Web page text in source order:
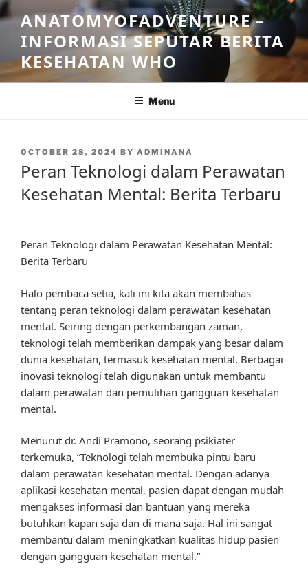
Skip
to
content
ANATOMYOFADVENTURE –
INFORMASI SEPUTAR BERITA
KESEHATAN WHO
Menu
POSTED
OCTOBER 28, 2024 BY ADMINANA
Peran Teknologi dalam Perawatan
Kesehatan Mental: Berita Terbaru
Peran Teknologi dalam Perawatan Kesehatan Mental:
Berita Terbaru
Halo pembaca setia, kali ini kita akan membahas
tentang peran teknologi dalam perawatan kesehatan
mental. Seiring dengan perkembangan zaman,
teknologi telah memberikan dampak yang besar dalam
dunia kesehatan, termasuk kesehatan mental. Berbagai
inovasi teknologi telah digunakan untuk membantu
dalam perawatan dan pemulihan gangguan kesehatan
mental.
Menurut dr. Andi Pramono, seorang psikiater
terkemuka, “Teknologi telah membuka pintu baru
dalam perawatan kesehatan mental. Dengan adanya
aplikasi kesehatan mental, pasien dapat dengan mudah
mengakses informasi dan bantuan yang mereka
butuhkan kapan saja dan di mana saja. Hal ini sangat
membantu dalam meningkatkan kualitas hidup pasien
dengan gangguan kesehatan mental.”